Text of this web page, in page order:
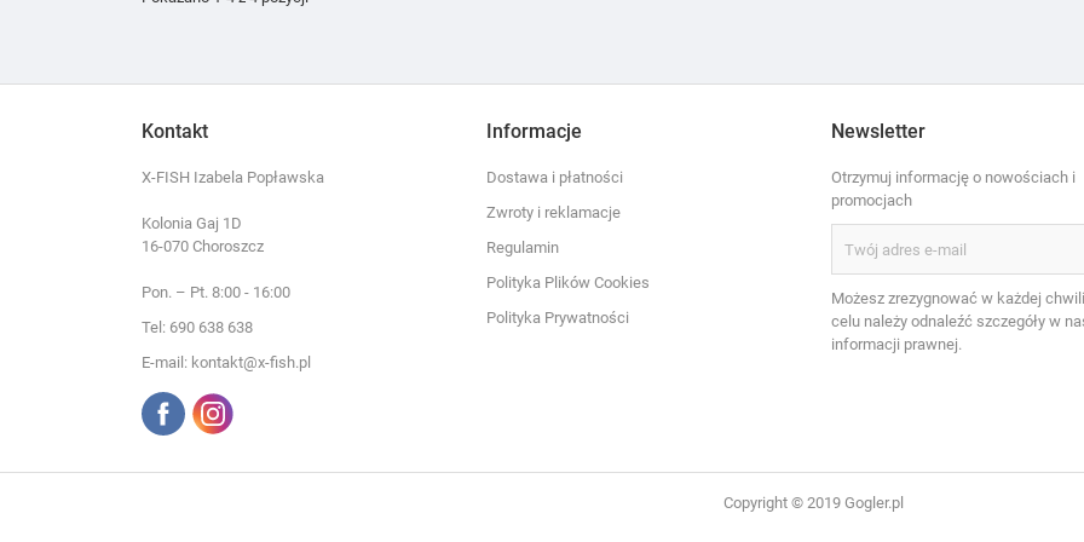
Kontakt
X-FISH Izabela Popławska
Kolonia Gaj 1D
16-070 Choroszcz
Pon. – Pt. 8:00 - 16:00
Tel: 690 638 638
E-mail: kontakt@x-fish.pl
Informacje
Dostawa i płatności
Zwroty i reklamacje
Regulamin
Polityka Plików Cookies
Polityka Prywatności
Newsletter
Otrzymuj informację o nowościach i
promocjach
Możesz zrezygnować w każdej
celu należy odnaleźć szczegóły w
informacji prawnej.
Copyright © 2019 Gogler.pl